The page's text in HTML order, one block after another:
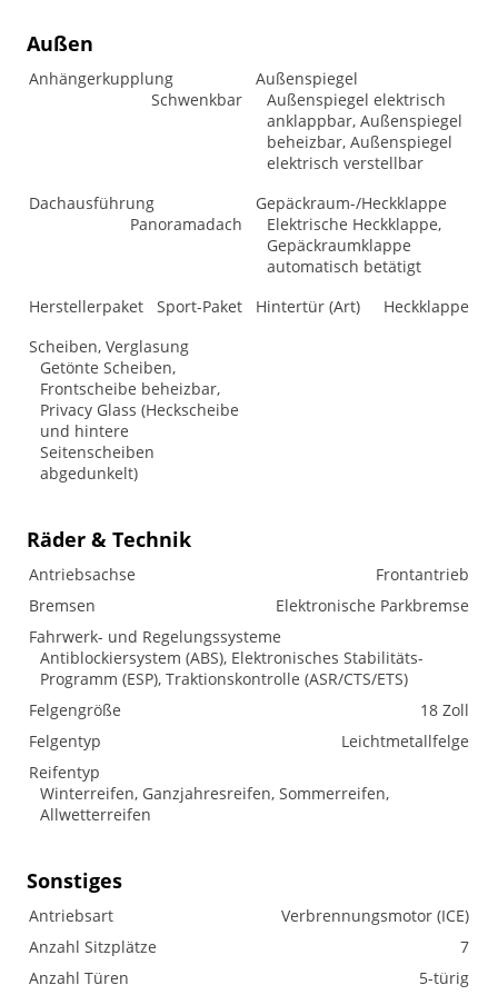
Außen
Anhängerkupplung
Schwenkbar
Außenspiegel
Außenspiegel elektrisch
anklappbar, Außenspiegel
beheizbar, Außenspiegel
elektrisch verstellbar
Dachausführung
Panoramadach
Gepäckraum-/Heckklappe
Elektrische Heckklappe,
Gepäckraumklappe
automatisch betätigt
Herstellerpaket
Sport-Paket Hintertür (Art)
Heckklappe
Scheiben, Verglasung
Getönte Scheiben,
Frontscheibe beheizbar,
Privacy Glass (Heckscheibe
und hintere
Seitenscheiben
abgedunkelt)
Räder & Technik
Antriebsachse
Frontantrieb
Bremsen
Elektronische Parkbremse
Fahrwerk- und Regelungssysteme
Antiblockiersystem (ABS), Elektronisches Stabilitäts-
Programm (ESP), Traktionskontrolle (ASR/CTS/ETS)
Felgengröße
18 Zoll
Felgentyp
Leichtmetallfelge
Reifentyp
Winterreifen, Ganzjahresreifen, Sommerreifen,
Allwetterreifen
Sonstiges
Antriebsart
Verbrennungsmotor (ICE)
Anzahl Sitzplätze
7
Anzahl Türen
5-türig